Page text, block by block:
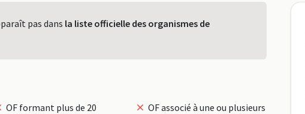
pas dans la liste officielle des organismes de
OF formant plus de 20
OF associé à une ou plusieurs